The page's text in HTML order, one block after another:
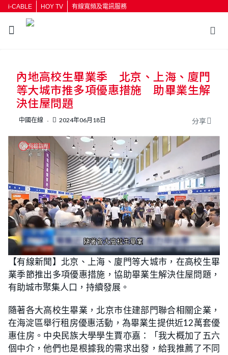
i-CABLE HOY TV 有線寬頻及電訊服務
按輸入鍵開始搜尋
內地高校生畢業季 北京、上海、廈門
等大城市推多項優惠措施 助畢業生解
決住屋問題
中國在線 2024年06月18日 分享
U
n
m
t
e
L
o
a
d
e
d
:
2
5
3
%
【有線新聞】北京、上海、廈門等大城市，在高校生畢
業季節推出多項優惠措施，協助畢業生解決住屋問題，
有助城市聚集人口，持續發展。
隨著各大高校生畢業，北京市住建部門聯合相關企業，
在海淀區舉行租房優惠活動，為畢業生提供近12萬套優
惠住房。中央民族大學學生賈亦嘉：「我大概加了五六
個中介，他們也是根據我的需求出發，給我推薦了不同